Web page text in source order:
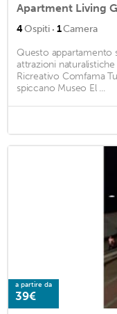
Apartment Living
4Ospiti · 1Camera
Questo appartamento
attrazioni
Ricreativo Comfama
spiccano Museo El ...
a partire da
39€